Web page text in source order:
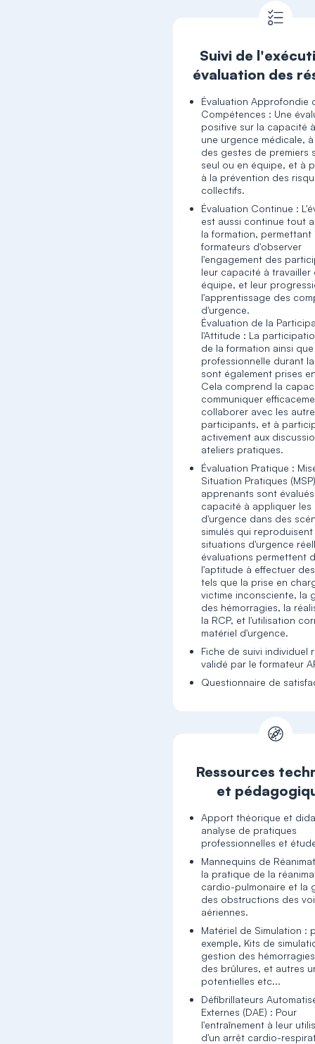
Suivi de
évaluation des
Évaluation Approfondie
Compétences : Une
positive sur la capacité
une urgence médicale,
des gestes de premiers
seul ou en équipe, et à
à la prévention des
collectifs.
Évaluation Continue :
est aussi continue tout
la formation, permettant
formateurs d'observer
l'engagement des
leur capacité à travailler
équipe, et leur
l'apprentissage des
d'urgence.
Évaluation de la
l'Attitude : La
de la formation ainsi
professionnelle durant
sont également prises
Cela comprend la
communiquer
collaborer avec les
participants, et à
activement aux
Évaluation Pratique :
Situation Pratiques
apprenants sont
capacité à appliquer les
d'urgence dans des
simulés qui
situations d'urgence
évaluations permettent
l'aptitude à effectuer
tels que la prise en
victime inconsciente, la
des hémorragies, la
la RCP, et l'utilisation
matériel d'urgence.
Fiche de suivi individuel
validé par le formateur
Questionnaire de
Ressources
et
Apport théorique et
analyse de pratiques
professionnelles et
Mannequins de
la pratique de la
cardio-pulmonaire et la
des obstructions des
aériennes.
Matériel de Simulation :
exemple, Kits de
gestion des
des brûlures, et autres
potentielles etc...
Défibrillateurs
Externes (DAE) : Pour
l'entraînement à leur
d'un arrêt cardio-